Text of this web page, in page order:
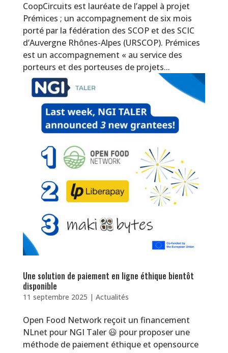
CoopCircuits est lauréate de l’appel à projet
Prémices ; un accompagnement de six mois
porté par la fédération des SCOP et des SCIC
d’Auvergne Rhônes-Alpes (URSCOP). Prémices
est un accompagnement « au service des
porteurs et des porteuses de projets...
Une solution de paiement en ligne éthique bientôt
disponible
11 septembre 2025 | Actualités
Open Food Network reçoit un financement
NLnet pour NGI Taler 😃 pour proposer une
méthode de paiement éthique et opensource